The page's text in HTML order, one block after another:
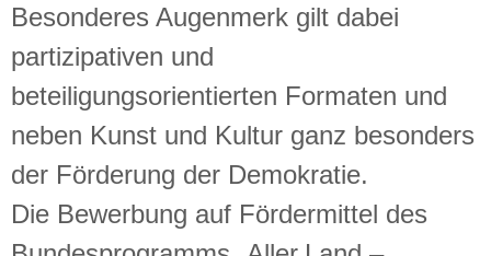
Besonderes Augenmerk gilt dabei
partizipativen und
beteiligungsorientierten Formaten und
neben Kunst und Kultur ganz besonders
der Förderung der Demokratie.
Die Bewerbung auf Fördermittel des